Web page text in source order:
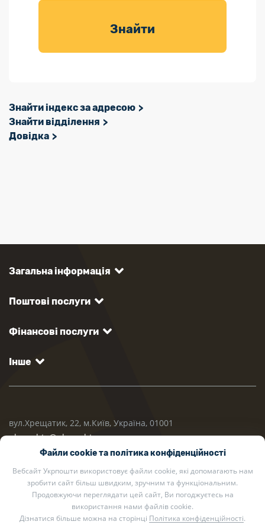
товарів для
Знайти
Знайти індекс за адресою
Знайти відділення
Довідка
Загальна інформація
Поштові послуги
Фінансові послуги
Інше
вул.Хрещатик, 22, м.Київ, Україна, 01001
ukrposhta@ukrposhta.ua
Файли cookie та політика конфіденційності
Вебсайт Укрпошти використовує файли cookie, які допомагають нам
зробити сайт більш швидким, зручним та функціональним.
Продовжуючи переглядати цей сайт, Ви погоджуєтесь на
використання нами файлів cookie.
Дізнатися більше можна на сторінці Політика конфіденційності.